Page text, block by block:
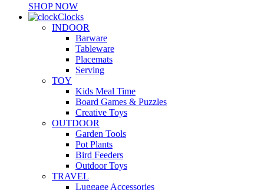
SHOP NOW
Clocks
INDOOR
Barware
Tableware
Placemats
Serving
TOY
Kids Meal Time
Board Games & Puzzles
Creative Toys
OUTDOOR
Garden Tools
Pot Plants
Bird Feeders
Outdoor Toys
TRAVEL
Luggage Accessories